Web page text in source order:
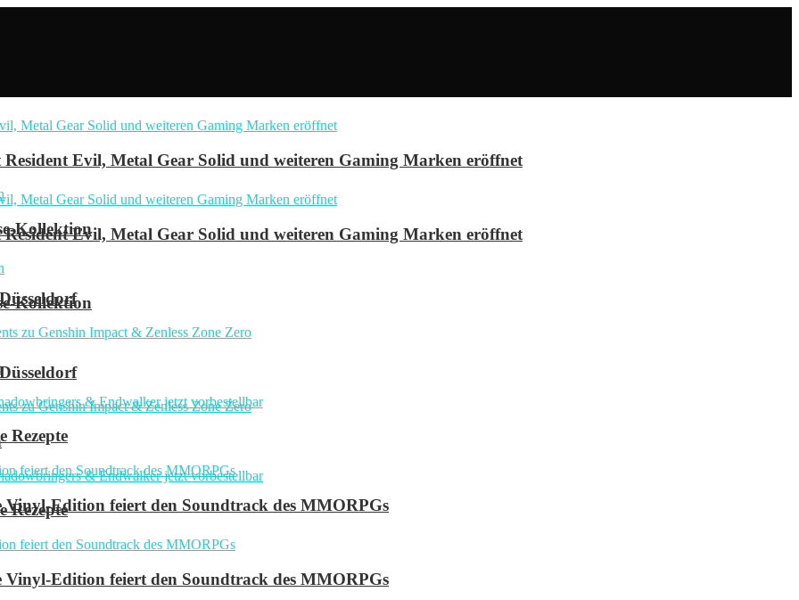
Evil, Metal Gear Solid und weiteren Gaming Marken eröffnet
Kollektion
Rezepte
Edition feiert den Soundtrack des MMORPGs
Evil, Metal Gear Solid und weiteren Gaming Marken eröffnet
Kollektion
Rezepte
Edition feiert den Soundtrack des MMORPGs